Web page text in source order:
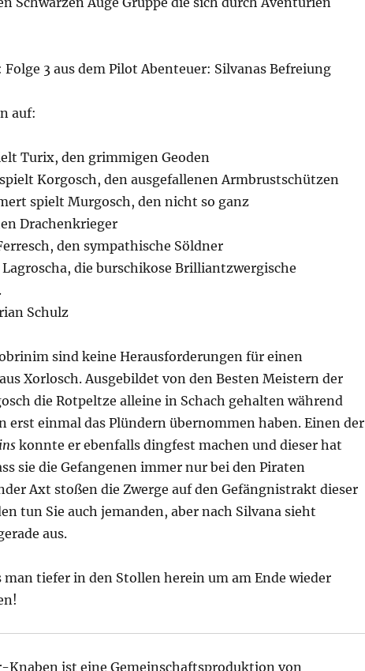
3 aus dem Pilot Abenteuer: Silvanas Befreiung
auf:
Turix, den grimmigen Geoden
Korgosch, den ausgefallenen Armbrustschützen
spielt Murgosch, den nicht so ganz
Drachenkrieger
den sympathische Söldner
die burschikose Brilliantzwergische
Schulz
sind keine Herausforderungen für einen
Xorlosch. Ausgebildet von den Besten Meistern der
die Rotpeltze alleine in Schach gehalten während
erst einmal das Plündern übernommen haben. Einen der
konnte er ebenfalls dingfest machen und dieser hat
sie die Gefangenen immer nur bei den Piraten
Axt stoßen die Zwerge auf den Gefängnistrakt dieser
tun Sie auch jemanden, aber nach Silvana sieht
aus.
man tiefer in den Stollen herein um am Ende wieder
Knaben ist eine Gemeinschaftsproduktion von